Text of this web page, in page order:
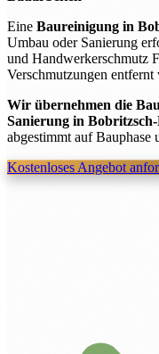
Eine Baureinigung in
Umbau oder Sanierung
und Handwerkerschmutz
Verschmutzungen entfernt
Wir übernehmen die
Sanierung in
abgestimmt auf Bauphase
Kostenloses Angebot